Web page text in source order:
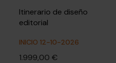
Itinerario de diseño
editorial
INICIO 12-10-2026
1.999,00 €